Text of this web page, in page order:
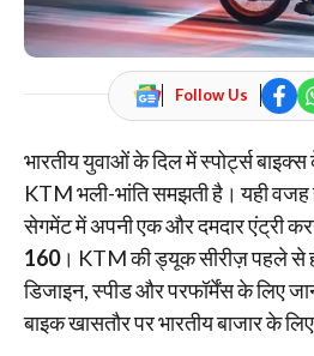
Follow Us
भारतीय युवाओं के दिल में स्पोर्ट्स
KTM भली-भांति समझती है। यही
सेगमेंट में अपनी एक और दमदार एंट्री
160। KTM की ड्यूक सीरीज़ पहले से
डिजाइन, स्पीड और परफॉर्मेंस के लिए
बाइक खासतौर पर भारतीय बाजार के